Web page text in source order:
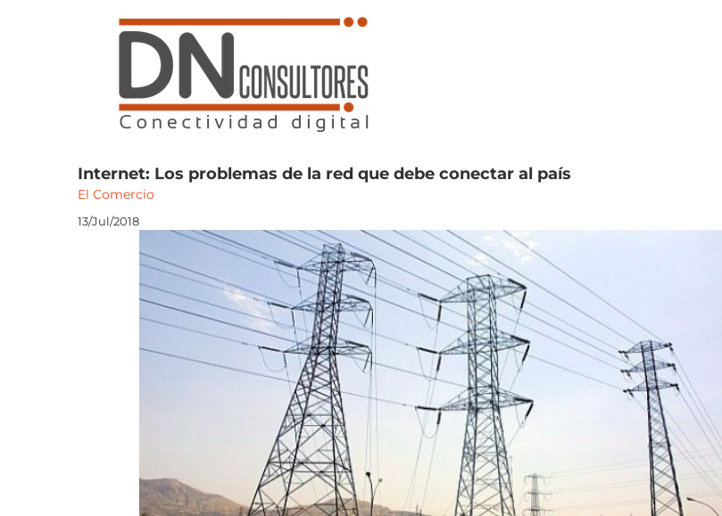
Internet: Los problemas de la red que debe conectar al país
El Comercio
13/Jul/2018